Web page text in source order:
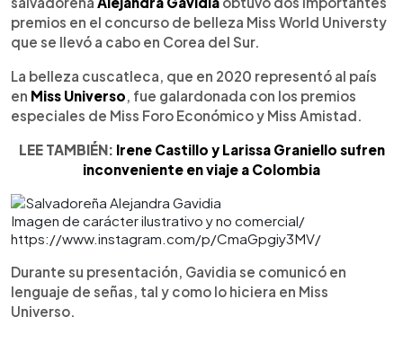
premios en el concurso de belleza Miss World Universty
que se llevó a cabo en Corea del Sur.
La belleza cuscatleca, que en 2020 representó al país
en Miss Universo, fue galardonada con los premios
especiales de Miss Foro Económico y Miss Amistad.
LEE TAMBIÉN: Irene Castillo y Larissa Graniello sufren
inconveniente en viaje a Colombia
Imagen de carácter ilustrativo y no comercial/
https://www.instagram.com/p/CmaGpgiy3MV/
Durante su presentación, Gavidia se comunicó en
lenguaje de señas, tal y como lo hiciera en Miss
Universo.